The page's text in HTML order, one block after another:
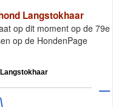
Langstokhaar
op dit moment op de 79e
op de HondenPage